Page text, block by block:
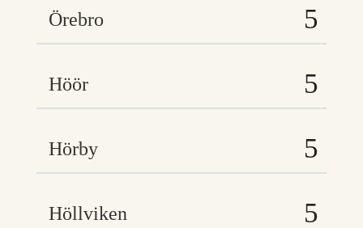
Örebro
Höör
Hörby
Höllviken